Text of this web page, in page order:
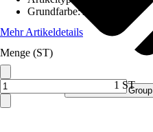
Verkauf durch: Procommerce Group
Grundfarbe:Anthrazit
Mehr Artikeldetails
Menge (ST)
1 ST